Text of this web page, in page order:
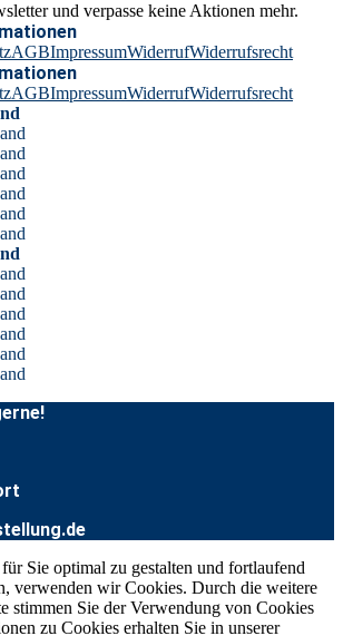
und verpasse keine Aktionen mehr.
AGBImpressumWiderrufWiderrufsrecht
AGBImpressumWiderrufWiderrufsrecht
Sie optimal zu gestalten und fortlaufend
verwenden wir Cookies. Durch die weitere
stimmen Sie der Verwendung von Cookies
zu Cookies erhalten Sie in unserer